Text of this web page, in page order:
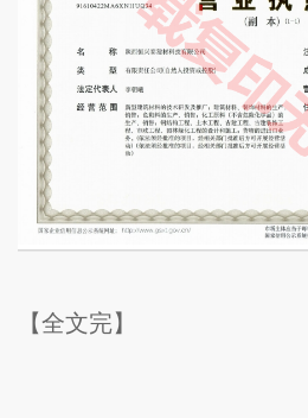
【全文完】